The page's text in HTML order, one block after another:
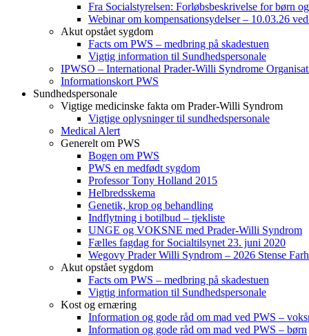
Fra Socialstyrelsen: Forløbsbeskrivelse for børn
Webinar om kompensationsydelser – 10.03.26
Akut opstået sygdom
Facts om PWS – medbring på skadestuen
Vigtig information til Sundhedspersonale
IPWSO – International Prader-Willi Syndrome
Informationskort PWS
Sundhedspersonale
Vigtige medicinske fakta om Prader-Willi Syndrom
Vigtige oplysninger til sundhedspersonale
Medical Alert
Generelt om PWS
Bogen om PWS
PWS en medfødt sygdom
Professor Tony Holland 2015
Helbredsskema
Genetik, krop og behandling
Indflytning i botilbud – tjekliste
UNGE og VOKSNE med Prader-Willi Syndrom
Fælles fagdag for Socialtilsynet 23. juni 2020
Wegovy Prader Willi Syndrom – 2026 Stense
Akut opstået sygdom
Facts om PWS – medbring på skadestuen
Vigtig information til Sundhedspersonale
Kost og ernæring
Information og gode råd om mad ved PWS –
Information og gode råd om mad ved PWS – børn